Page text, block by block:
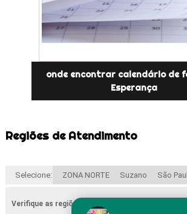
onde encontrar calendário de
Esperança
Regiões de Atendimento
Selecione: ZONA NORTE Suzano São
Verifique as regiões que atendemos